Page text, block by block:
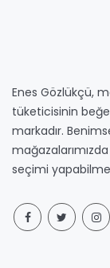
Enes Gözlükçü,
tüketicisinin
markadır.
seçimi